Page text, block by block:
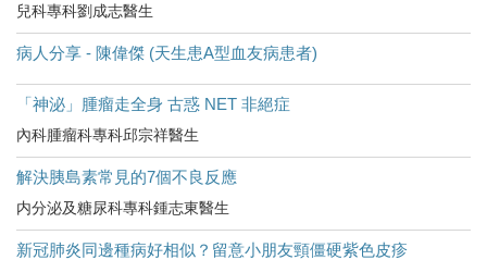
兒科專科劉成志醫生
病人分享 - 陳偉傑 (天生患A型血友病患者)
「神泌」腫瘤走全身 古惑 NET 非絕症
內科腫瘤科專科邱宗祥醫生
解決胰島素常見的7個不良反應
内分泌及糖尿科專科鍾志東醫生
新冠肺炎同邊種病好相似？留意小朋友頸僵硬紫色皮疹